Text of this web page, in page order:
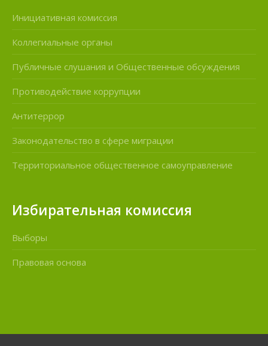
Инициативная комиссия
Коллегиальные органы
Публичные слушания и Общественные обсуждения
Противодействие коррупции
Антитеррор
Законодательство в сфере миграции
Территориальное общественное самоуправление
Избирательная комиссия
Выборы
Правовая основа